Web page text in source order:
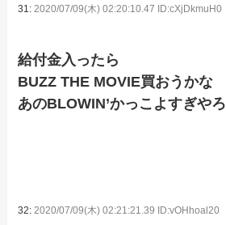
31:2020/07/09(木) 02:20:10.47 ID:cXjDkmuH0
給付金入ったら
BUZZ THE MOVIE買おうかな
あのBLOWIN’かっこよすぎやろ
32: 2020/07/09(木) 02:21:21.39 ID:vOHhoal20